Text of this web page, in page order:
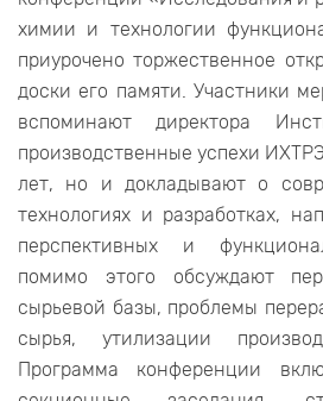
химии и технологии
приурочено торжественное
доски его памяти. Участники
вспоминают директора
производственные успехи
лет, но и докладывают о
технологиях и разработках,
перспективных и
помимо этого обсуждают
сырьевой базы, проблемы
сырья, утилизации
Программа конференции